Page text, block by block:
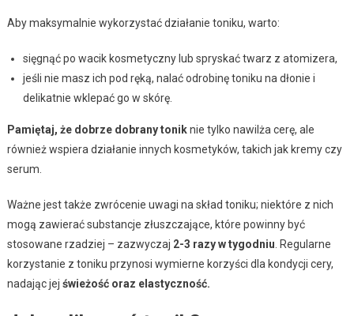
Aby maksymalnie wykorzystać działanie toniku, warto:
sięgnąć po wacik kosmetyczny lub spryskać twarz z atomizera,
jeśli nie masz ich pod ręką, nalać odrobinę toniku na dłonie i
delikatnie wklepać go w skórę.
Pamiętaj, że dobrze dobrany toniknie tylko nawilża cerę, ale
również wspiera działanie innych kosmetyków, takich jak kremy czy
serum.
Ważne jest także zwrócenie uwagi na skład toniku; niektóre z nich
mogą zawierać substancje złuszczające, które powinny być
stosowane rzadziej – zazwyczaj 2-3 razy w tygodniu . Regularne
korzystanie z toniku przynosi wymierne korzyści dla kondycji cery,
nadając jej świeżość oraz elastyczność.